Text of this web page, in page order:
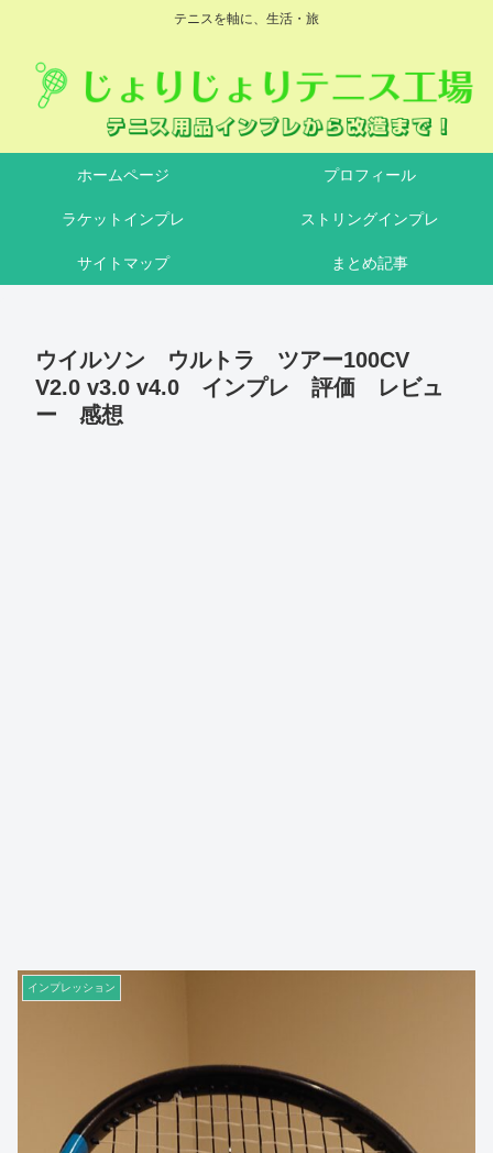
テニスを軸に、生活・旅
ホームページ プロフィール
ラケットインプレ ストリングインプレ
サイトマップ まとめ記事
ウイルソン ウルトラ ツアー100CV
V2.0 v3.0 v4.0 インプレ 評価 レビュ
ー 感想
インプレッション